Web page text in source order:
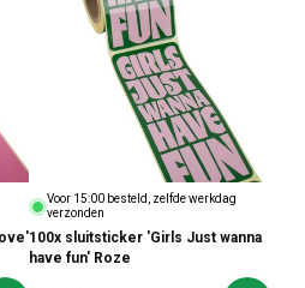
Voor 15:00 besteld, zelfde werkdag
verzonden
100x sluitsticker 'Girls Just wanna
have fun' Roze